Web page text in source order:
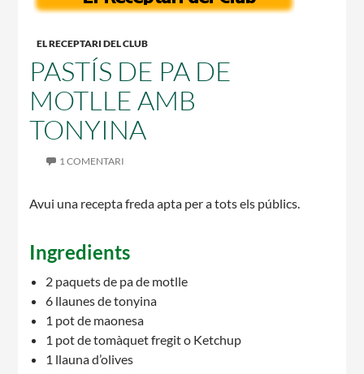
EL RECEPTARI DEL CLUB
PASTÍS DE PA DE
MOTLLE AMB
TONYINA
1 COMENTARI
Avui una recepta freda apta per a tots els públics.
Ingredients
2 paquets de pa de motlle
6 llaunes de tonyina
1 pot de maonesa
1 pot de tomàquet fregit o Ketchup
1 llauna d’olives
ACCIÓ SOCIAL I JOVES
ESPLAIS
SUPORT TERCER SECTOR